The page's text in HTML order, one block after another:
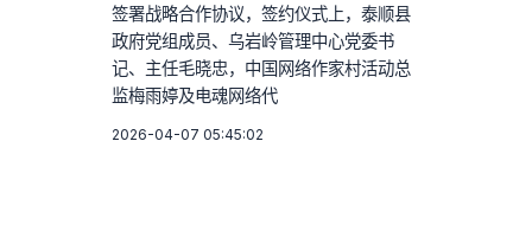
签署战略合作协议，签约仪式上，泰顺县
政府党组成员、乌岩岭管理中心党委书
记、主任毛晓忠，中国网络作家村活动总
监梅雨婷及电魂网络代
2026-04-07 05:45:02